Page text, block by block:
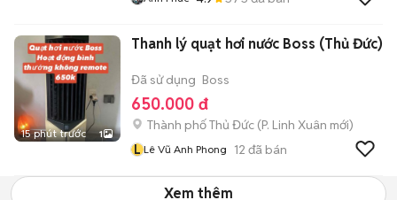
15 phút trước 1
Thanh lý quạt hơi nước Boss (Thủ Đức)
Đã sử dụng Boss
650.000 đ
Thành phố Thủ Đức (P. Linh Xuân mới)
L Lê Vũ Anh Phong 12 đã bán
Xem thêm